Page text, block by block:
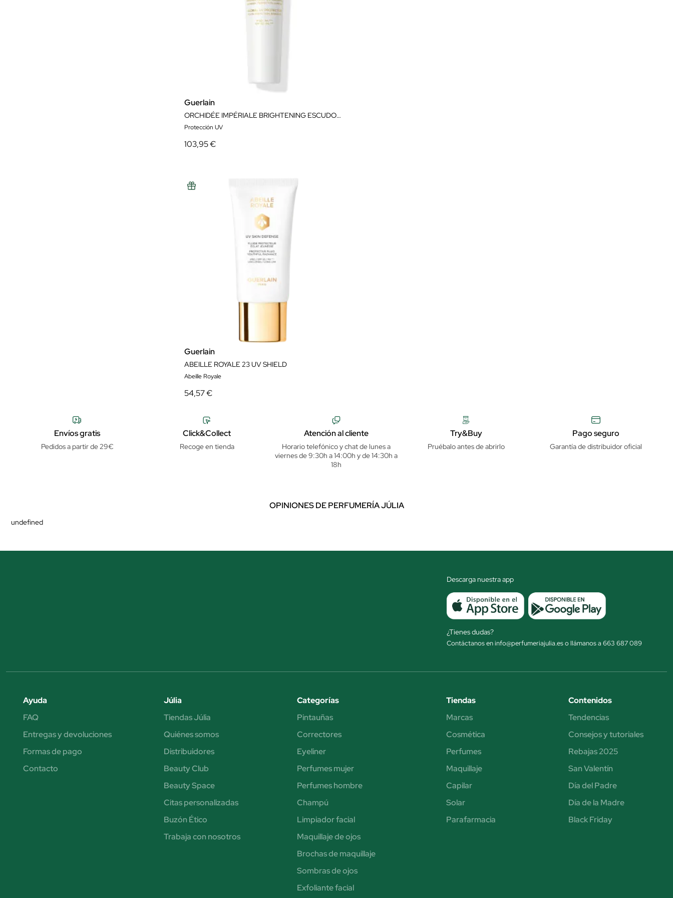
Guerlain
ORCHIDÉE IMPÉRIALE BRIGHTENING ESCUDO PROTECTOR UV GLOBAL 30ML
Protección UV
103,95 €
Guerlain
ABEILLE ROYALE 23 UV SHIELD
Abeille Royale
54,57 €
Envíos gratis
Pedidos a partir de 29€
Click&Collect
Recoge en tienda
Atención al cliente
Horario telefónico y chat de lunes a
viernes de 9:30h a 14:00h y de 14:30h a
18h
Try&Buy
Pruébalo antes de abrirlo
Pago seguro
Garantía de distribuidor oficial
OPINIONES DE PERFUMERÍA JÚLIA
undefined
Descarga nuestra app
¿Tienes dudas?
Contáctanos en info@perfumeriajulia.es o llámanos a 663 687 089
Ayuda
FAQ
Entregas y devoluciones
Formas de pago
Contacto
Júlia
Tiendas Júlia
Quiénes somos
Distribuidores
Beauty Club
Beauty Space
Citas personalizadas
Buzón Ético
Trabaja con nosotros
Categorías
Pintauñas
Correctores
Eyeliner
Perfumes mujer
Perfumes hombre
Champú
Limpiador facial
Maquillaje de ojos
Brochas de maquillaje
Sombras de ojos
Exfoliante facial
Tiendas
Marcas
Cosmética
Perfumes
Maquillaje
Capilar
Solar
Parafarmacia
Contenidos
Tendencias
Consejos y tutoriales
Rebajas 2025
San Valentín
Día del Padre
Día de la Madre
Black Friday